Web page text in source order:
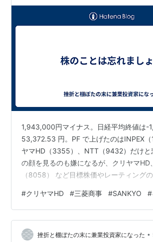
1,943,000円マイナス。日経平均終値は-
53,372.53 円。PF で上げたのはINPEX
ヤマHD（3355）、NTT（9432）だけと
の顔を見るのも嫌になるが、クリヤマHD
（8058） など目標株価やレーティング
NF日経225（1321）、SANKYO（6417）
ヤノン（7751）を信用で買い。ひとさま
ている場合ではまったくないが、株クラ
ヤバいことになってる人もいそう。せめ
#クリヤマHD #三菱商事 #SANKYO #
挫折と棚ぼたの末に兼業投資家になった •